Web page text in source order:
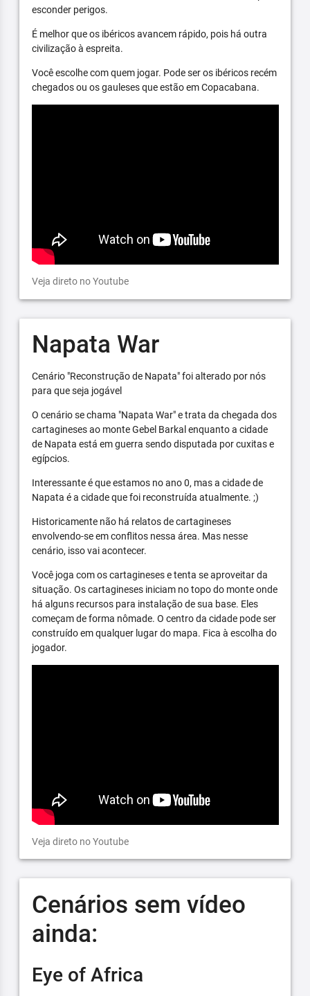
esconder perigos.
É melhor que os ibéricos avancem rápido, pois há outra
civilização à espreita.
Você escolhe com quem jogar. Pode ser os ibéricos recém
chegados ou os gauleses que estão em Copacabana.
Veja direto no Youtube
Napata War
Cenário "Reconstrução de Napata" foi alterado por nós
para que seja jogável
O cenário se chama "Napata War" e trata da chegada dos
cartagineses ao monte Gebel Barkal enquanto a cidade
de Napata está em guerra sendo disputada por cuxitas e
egípcios.
Interessante é que estamos no ano 0, mas a cidade de
Napata é a cidade que foi reconstruída atualmente. ;)
Historicamente não há relatos de cartagineses
envolvendo-se em conflitos nessa área. Mas nesse
cenário, isso vai acontecer.
Você joga com os cartagineses e tenta se aproveitar da
situação. Os cartagineses iniciam no topo do monte onde
há alguns recursos para instalação de sua base. Eles
começam de forma nômade. O centro da cidade pode ser
construído em qualquer lugar do mapa. Fica à escolha do
jogador.
Veja direto no Youtube
Cenários sem vídeo
ainda:
Eye of Africa